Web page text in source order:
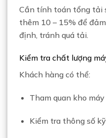
Cần tính toán tổng tải
thêm 10 – 15% để
định, tránh quá tải.
Kiểm tra chất lượng
Khách hàng có thể:
Tham quan kho máy
Kiểm tra thông số